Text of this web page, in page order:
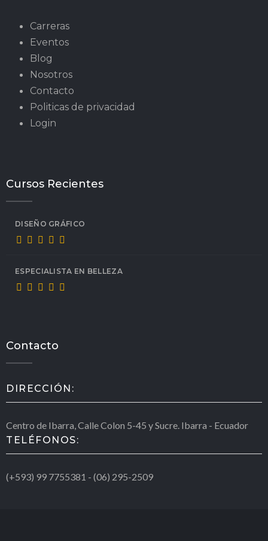
Carreras
Eventos
Blog
Nosotros
Contacto
Politicas de privacidad
Login
Cursos Recientes
DISEÑO GRÁFICO
ESPECIALISTA EN BELLEZA
Contacto
DIRECCIÓN:
Centro de Ibarra, Calle Colon 5-45 y Sucre. Ibarra - Ecuador
TELÉFONOS:
(+593) 99 7755381 - (06) 295-2509